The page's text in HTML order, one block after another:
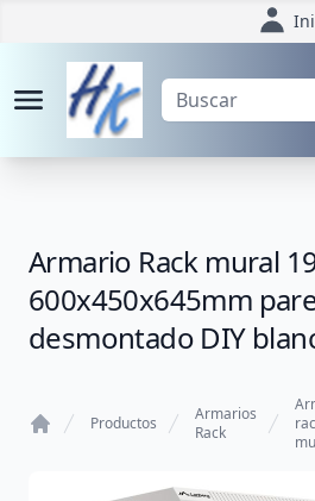
Armario Rack mural
600x450x645mm
desmontado DIY
Productos
Armarios
Rack